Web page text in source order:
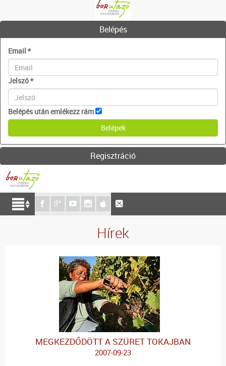
Belépés
Email *
Jelszó*
Belépés után emlékezz rám
Regisztráció
Hírek
MEGKEZDŐDÖTT A SZÜRET TOKAJBAN
2007-09-23